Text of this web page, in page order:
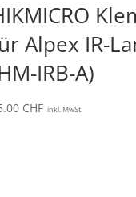
Alpex IR-
IRB-A)
CHF inkl. MwSt.